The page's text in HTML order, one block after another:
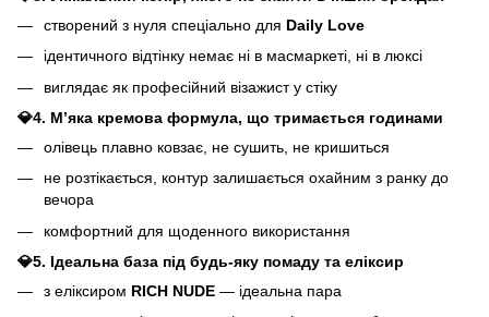
створений з нуля спеціально для Daily Love
ідентичного відтінку немає ні в масмаркеті, ні в люксі
виглядає як професійний візажист у стіку
💎4. Мʼяка кремова формула, що тримається годинами
олівець плавно ковзає, не сушить, не кришиться
не розтікається, контур залишається охайним з ранку до
вечора
комфортний для щоденного використання
💎5. Ідеальна база під будь-яку помаду та еліксир
з еліксиром RICH NUDE — ідеальна пара